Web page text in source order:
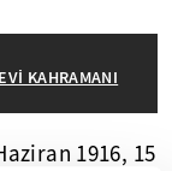
KAHRAMANI
1916, 15